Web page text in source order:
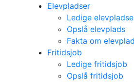
Elevpladser
Ledige
Opslå elevplads
Fakta om
Fritidsjob
Ledige fritidsjob
Opslå fritidsjob